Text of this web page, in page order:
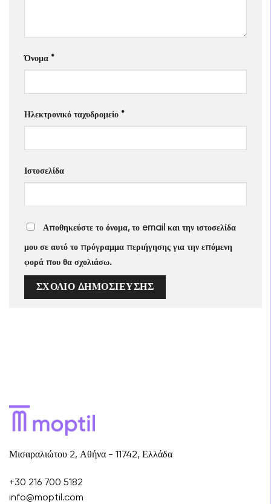
Όνομα *
Ηλεκτρονικό ταχυδρομείο *
Ιστοσελίδα
Αποθηκεύστε το όνομα, το email και την ιστοσελίδα
μου σε αυτό το πρόγραμμα περιήγησης για την επόμενη
φορά που θα σχολιάσω.
Μισαραλιώτου 2, Αθήνα - 11742, Ελλάδα
+30 216 700 5182
info@moptil.com